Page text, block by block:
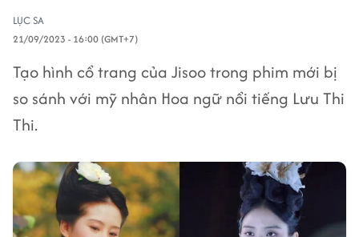
LỤC SA
21/09/2023 - 16:00 (GMT+7)
Tạo hình cổ trang của Jisoo trong phim mới bị
so sánh với mỹ nhân Hoa ngữ nổi tiếng Lưu Thi
Thi.